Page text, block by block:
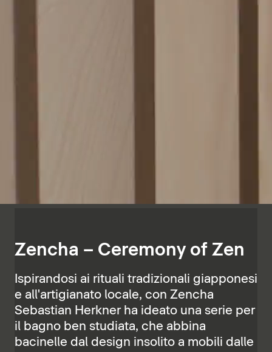
Zencha – Ceremony of Zen
Ispirandosi ai rituali tradizionali giapponesi
e all'artigianato locale, con Zencha
Sebastian Herkner ha ideato una serie per
il bagno ben studiata, che abbina
bacinelle dal design insolito a mobili dalle